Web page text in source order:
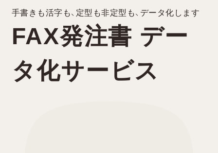
FAX発注書 デー
タ化サービス